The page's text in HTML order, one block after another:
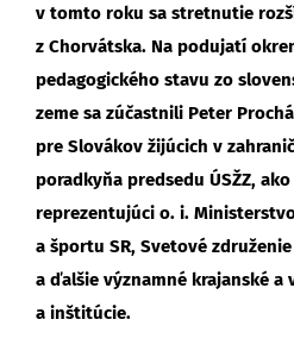
v tomto roku sa stretnutie
z Chorvátska. Na podujatí
pedagogického stavu zo
zeme sa zúčastnili Peter
pre Slovákov žijúcich v
poradkyňa predsedu ÚSŽZ,
reprezentujúci o. i.
a športu SR, Svetové
a ďalšie významné krajanské a
a inštitúcie.